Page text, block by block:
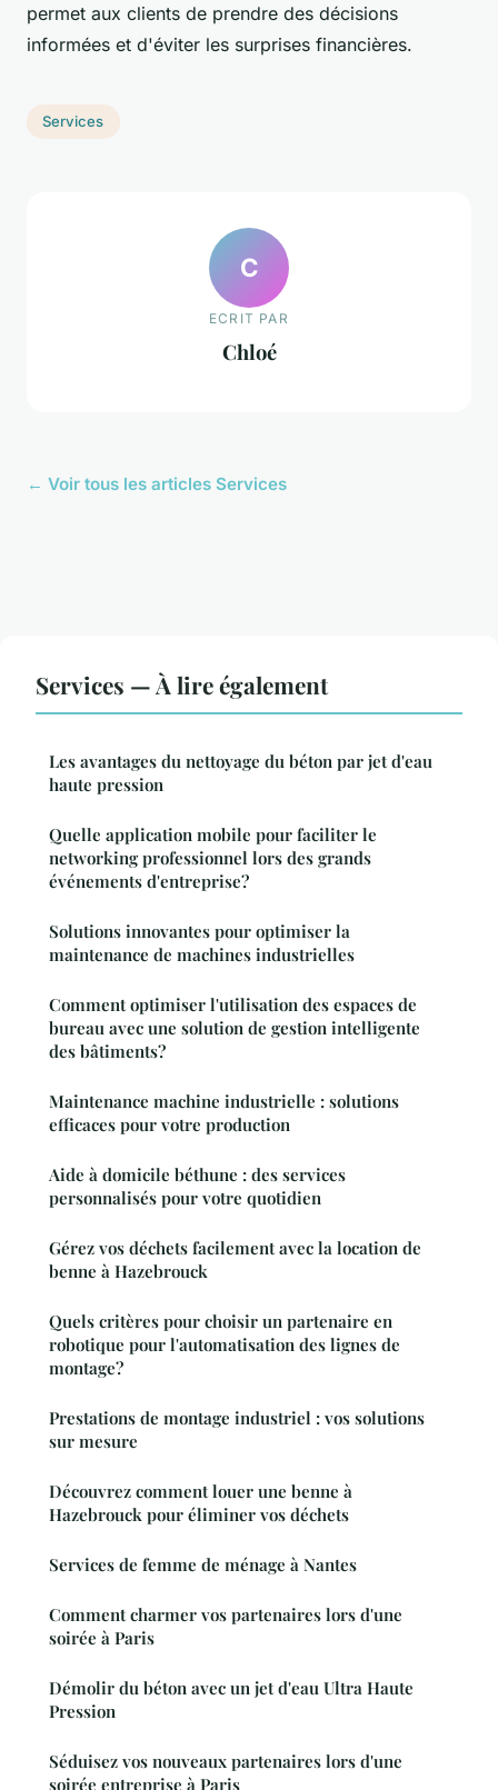
permet aux clients de prendre des décisions
informées et d'éviter les surprises financières.
Services
C
ECRIT PAR
Chloé
← Voir tous les articles Services
Services — À lire également
Les avantages du nettoyage du béton par jet d'eau
haute pression
Quelle application mobile pour faciliter le
networking professionnel lors des grands
événements d'entreprise?
Solutions innovantes pour optimiser la
maintenance de machines industrielles
Comment optimiser l'utilisation des espaces de
bureau avec une solution de gestion intelligente
des bâtiments?
Maintenance machine industrielle : solutions
efficaces pour votre production
Aide à domicile béthune : des services
personnalisés pour votre quotidien
Gérez vos déchets facilement avec la location de
benne à Hazebrouck
Quels critères pour choisir un partenaire en
robotique pour l'automatisation des lignes de
montage?
Prestations de montage industriel : vos solutions
sur mesure
Découvrez comment louer une benne à
Hazebrouck pour éliminer vos déchets
Services de femme de ménage à Nantes
Comment charmer vos partenaires lors d'une
soirée à Paris
Démolir du béton avec un jet d'eau Ultra Haute
Pression
Séduisez vos nouveaux partenaires lors d'une
soirée entreprise à Paris